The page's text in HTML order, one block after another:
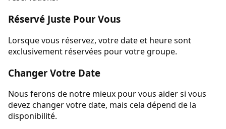
Réservé Juste Pour Vous
Lorsque vous réservez, votre date et heure sont
exclusivement réservées pour votre groupe.
Changer Votre Date
Nous ferons de notre mieux pour vous aider si vous
devez changer votre date, mais cela dépend de la
disponibilité.